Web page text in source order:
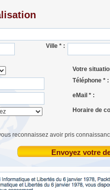
Ville * :
Votre
Téléphone * :
eMail * :
Horaire de
reconnaissez avoir pris
Envoyez votre